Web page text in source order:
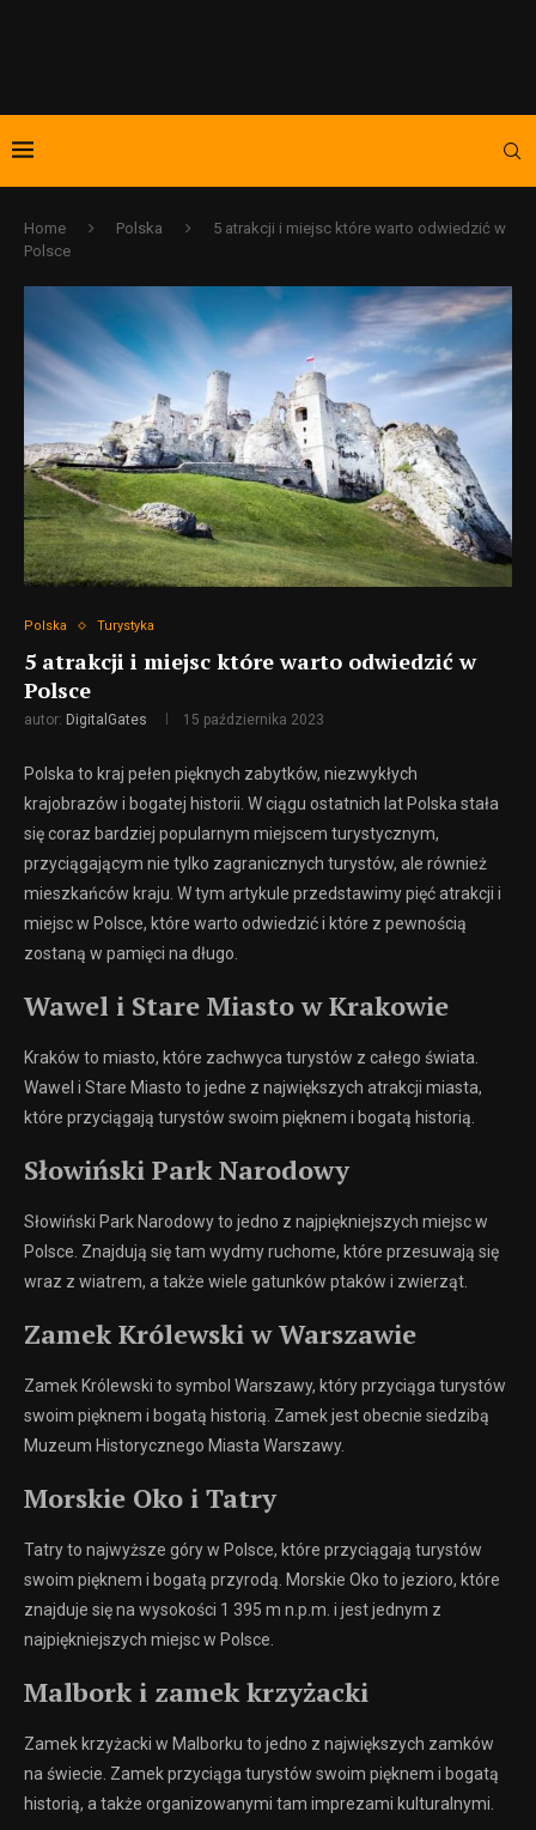
Home Polska
5 atrakcji i miejsc które warto odwiedzić w
Polsce
Polska Turystyka
5 atrakcji i miejsc które warto odwiedzić w
Polsce
autor: DigitalGates 15 października 2023
Polska to kraj pełen pięknych zabytków, niezwykłych
krajobrazów i bogatej historii. W ciągu ostatnich lat Polska stała
się coraz bardziej popularnym miejscem turystycznym,
przyciągającym nie tylko zagranicznych turystów, ale również
mieszkańców kraju. W tym artykule przedstawimy pięć atrakcji i
miejsc w Polsce, które warto odwiedzić i które z pewnością
zostaną w pamięci na długo.
Wawel i Stare Miasto w Krakowie
Kraków to miasto, które zachwyca turystów z całego świata.
Wawel i Stare Miasto to jedne z największych atrakcji miasta,
które przyciągają turystów swoim pięknem i bogatą historią.
Słowiński Park Narodowy
Słowiński Park Narodowy to jedno z najpiękniejszych miejsc w
Polsce. Znajdują się tam wydmy ruchome, które przesuwają się
wraz z wiatrem, a także wiele gatunków ptaków i zwierząt.
Zamek Królewski w Warszawie
Zamek Królewski to symbol Warszawy, który przyciąga turystów
swoim pięknem i bogatą historią. Zamek jest obecnie siedzibą
Muzeum Historycznego Miasta Warszawy.
Morskie Oko i Tatry
Tatry to najwyższe góry w Polsce, które przyciągają turystów
swoim pięknem i bogatą przyrodą. Morskie Oko to jezioro, które
znajduje się na wysokości 1 395 m n.p.m. i jest jednym z
najpiękniejszych miejsc w Polsce.
Malbork i zamek krzyżacki
Zamek krzyżacki w Malborku to jedno z największych zamków
na świecie. Zamek przyciąga turystów swoim pięknem i bogatą
historią, a także organizowanymi tam imprezami kulturalnymi.